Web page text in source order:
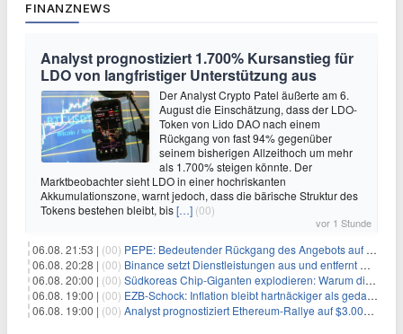
FINANZNEWS
Analyst prognostiziert 1.700% Kursanstieg für
LDO von langfristiger Unterstützung aus
Der Analyst Crypto Patel äußerte am 6.
August die Einschätzung, dass der LDO-
Token von Lido DAO nach einem
Rückgang von fast 94% gegenüber
seinem bisherigen Allzeithoch um mehr
als 1.700% steigen könnte. Der
Marktbeobachter sieht LDO in einer hochriskanten
Akkumulationszone, warnt jedoch, dass die bärische Struktur des
Tokens bestehen bleibt, bis[…] (00)
vor 1 Stunde
06.08. 21:53 | (00) PEPE: Bedeutender Rückgang des Angebots auf Börsen – Was kommt als Nächstes?
06.08. 20:28 | (00) Binance setzt Dienstleistungen aus und entfernt mehrere Krypto-Paare: Wer ist betroffen?
06.08. 20:00 | (00) Südkoreas Chip-Giganten explodieren: Warum dieser Rekord-Tag die KI-Branche erschüttert
06.08. 19:00 | (00) EZB-Schock: Inflation bleibt hartnäckiger als gedacht – 2027 wird zum kritischen Test
06.08. 19:00 | (00) Analyst prognostiziert Ethereum-Rallye auf $3.000 nach entscheidendem On-Chain-Ausbruch